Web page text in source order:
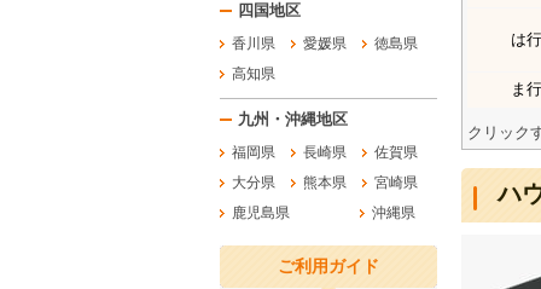
は行
ま行
クリック
ハ
四国地区
香川県 愛媛県
徳島県
高知県
九州・沖縄地区
福岡県 長崎県
佐賀県
大分県
熊本県
宮崎県
鹿児島県
沖縄県
ご利用ガイド